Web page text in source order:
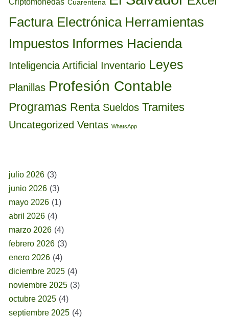
Criptomonedas Cuarentena
Factura Electrónica Herramientas
Impuestos Informes Hacienda
Inteligencia Artificial Inventario Leyes
Planillas Profesión Contable
Programas Renta Sueldos Tramites
Uncategorized Ventas WhatsApp
julio 2026 (3)
junio 2026 (3)
mayo 2026 (1)
abril 2026 (4)
marzo 2026 (4)
febrero 2026 (3)
enero 2026 (4)
diciembre 2025 (4)
noviembre 2025 (3)
octubre 2025 (4)
septiembre 2025 (4)